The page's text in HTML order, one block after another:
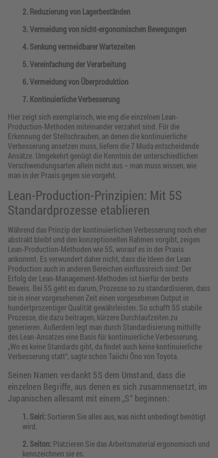
2. Reduzierung von Lagerbeständen
3. Vermeidung von nicht-ergonomischen Bewegungen
4. Senkung vermeidbarer Wartezeiten
5. Vereinfachung der Verarbeitung
6. Vermeidung von Überproduktion
7. Kontinuierliche Verbesserung
Hier zeigt sich exemplarisch, wie eng die einzelnen Lean-
Production-Methoden miteinander verzahnt sind. Für die
Erkennung der Stellschrauben, an denen die kontinuierliche
Verbesserung ansetzen muss, liefern die 7 Muda entscheidende
Ansätze. Umgekehrt genügt die Kenntnis der unterschiedlichen
Verschwendungsarten allein nicht aus – man muss wissen, wie
man in der Praxis gegen sie vorgeht.
Lean-Production-Prinzipien: Mit 5S
Standardprozesse etablieren
Während das Prinzip der kontinuierlichen Verbesserung noch eher
abstrakt bleibt und den konzeptionellen Rahmen vorgibt, zeigen
Lean-Production-Methoden wie 5S, worauf es in der Praxis
ankommt. Es verwundert daher nicht, dass die Ideen der Lean
Production auch in anderen Bereichen einflussreich sind: Der
Erfolg der Lean-Management-Methoden ist hierfür der beste
Beweis. Bei 5S geht es darum, Prozesse so zu standardisieren, dass
sie in einer vorgesehenen Zeit einen vorgesehenen Output in
hundertprozentiger Qualität gewährleisten. So schafft 5S stabile
Prozesse, die dazu beitragen, kürzere Durchlaufzeiten zu
generieren. Außerdem legt man durch Standardisierung mithilfe
des Lean-Ansatzes eine Basis für kontinuierliche Verbesserung.
„Wo es keine Standards gibt, da findet auch keine kontinuierliche
Verbesserung statt“, sagte schon Taiichi Ōno von Toyota.
Seinen Namen verdankt 5S dem Umstand, dass die
einzelnen Begriffe, aus denen es sich zusammensetzt, im
Japanischen allesamt mit einem „S“ beginnen:
1. Seiri: Sortieren Sie alles aus, was nicht unbedingt benötigt
wird.
2. Seiton: Platzieren Sie das Arbeitsmaterial ergonomisch und
kennzeichnen sie es.